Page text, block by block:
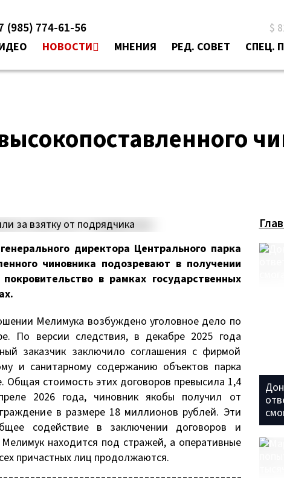
(985) 774-61-56 $
НОВОСТИ СПЕЦ.
МНЕНИЯ РЕД. СОВЕТ
директора Центрального парка
чиновника подозревают в получении
в рамках государственных
Мелимука возбуждено уголовное дело по
По версии следствия, в декабре 2025 года
заказчик заключило соглашения с фирмой
и санитарному содержанию объектов парка
стоимость этих договоров превысила 1,4
2026 года, чиновник якобы получил от
в размере 18 миллионов рублей. Эти
содействие в заключении договоров и
находится под стражей, а оперативные
причастных лиц продолжаются.